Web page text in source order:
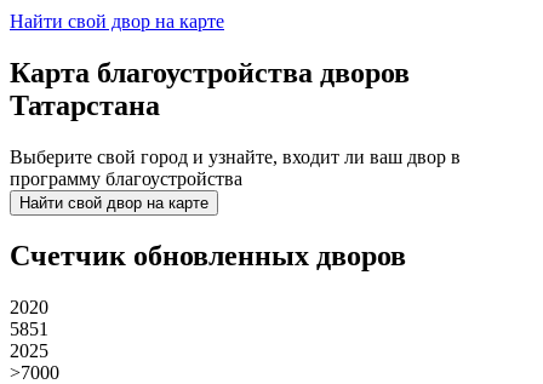
Найти свой двор на карте
Карта благоустройства дворов
Татарстана
Выберите свой город и узнайте, входит ли ваш двор в
программу благоустройства
Найти свой двор на карте
Счетчик обновленных дворов
2020
5851
2025
>7000